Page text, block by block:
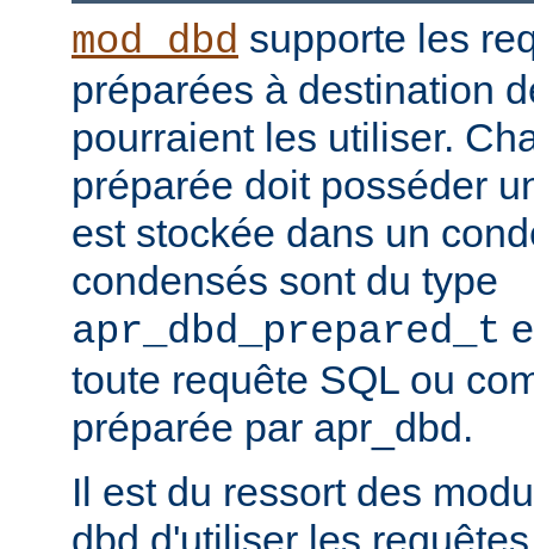
mod_dbd supporte les
préparées à destination
pourraient les utiliser.
préparée doit posséder
est stockée dans un
condensés sont du type
apr_dbd_prepared_t
toute requête SQL ou
préparée par apr_dbd.
Il est du ressort des
dbd d'utiliser les